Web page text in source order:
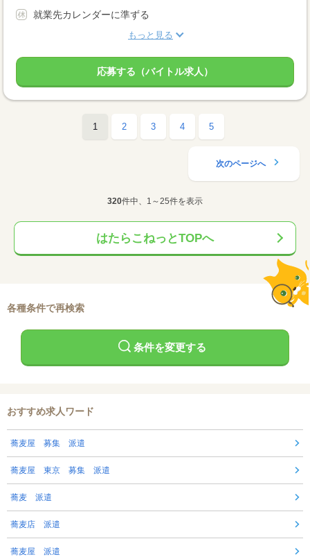
就業先カレンダーに準ずる
もっと見る
応募する（バイトル求人）
1 2 3 4 5
次のページへ
320件中、1～25件を表示
はたらこねっとTOPへ
各種条件で再検索
条件を変更する
おすすめ求人ワード
蕎麦屋 募集 派遣
蕎麦屋 東京 募集 派遣
蕎麦 派遣
蕎麦店 派遣
蕎麦屋 派遣